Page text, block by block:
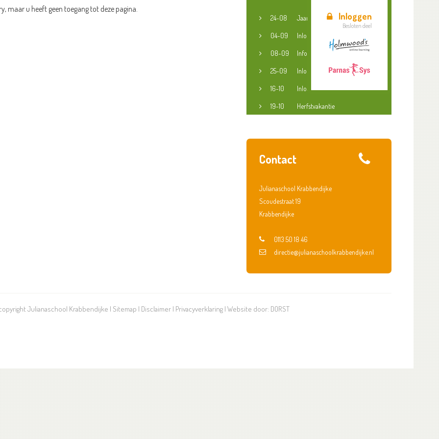
Inloggen
Besloten deel
maar u heeft geen toegang tot deze pagina.
24-08 Jaaropening
04-09 Inloopspreekuur jeugdconsulent
08-09 Informatieavond groep 3-8
25-09 Inloopspreekuur jeugdconsulent
16-10 Inloopspreekuur jeugdconsulent
19-10 Herfstvakantie
Contact
Julianaschool Krabbendijke
Scoudestraat 19
Krabbendijke
0113 50 18 46
directie@julianaschoolkrabbendijke.nl
Julianaschool Krabbendijke | Sitemap | Disclaimer | Privacyverklaring | Website door: DORST